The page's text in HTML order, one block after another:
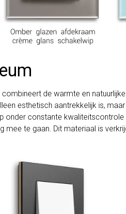
de warmte en
esthetisch aantrekkelijk is,
onder constante kwaliteitscontrole
te gaan. Dit materiaal is